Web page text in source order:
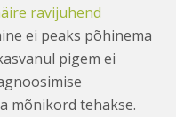
ravijuhend
ei peaks põhinema
pigem ei
mõnikord tehakse.